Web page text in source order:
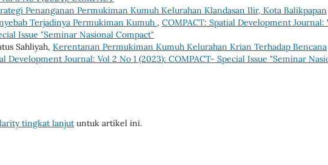
Penanganan Permukiman Kumuh Kelurahan Klandasan Ilir, Kota Balikpapan
Terjadinya Permukiman Kumuh , COMPACT: Spatial Development Journal:
Issue "Seminar Nasional Compact"
Sahliyah, Kerentanan Permukiman Kumuh Kelurahan Krian Terhadap Bencana
Development Journal: Vol 2 No 1 (2023): COMPACT- Special Issue "Seminar
tingkat lanjut untuk artikel ini.